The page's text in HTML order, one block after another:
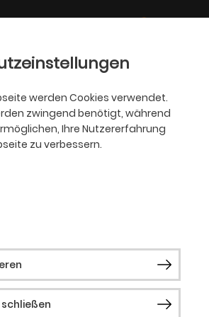
werden Cookies verwendet.
zwingend benötigt, während
Ihre Nutzererfahrung
zu verbessern.
schließen
(Violine)
Geigerin Anna Tifu (*1986)
und begann im Alter
unter der Anleitung
dem Geigenspiel. Ihre